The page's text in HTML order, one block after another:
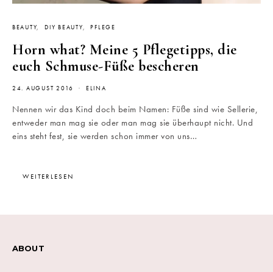
BEAUTY DIY BEAUTY PFLEGE
Horn what? Meine 5 Pflegetipps, die
euch Schmuse-Füße bescheren
24. AUGUST 2016 ELINA
Nennen wir das Kind doch beim Namen: Füße sind wie Sellerie,
entweder man mag sie oder man mag sie überhaupt nicht. Und
eins steht fest, sie werden schon immer von uns…
WEITERLESEN
ABOUT